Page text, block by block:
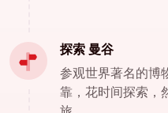
探索 曼谷
参观世界著名的博
靠，花时间探索，